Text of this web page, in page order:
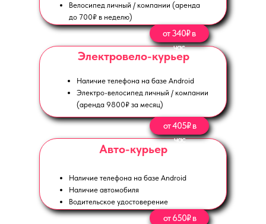
Авто-курьер
Наличие телефона на базе Android
Наличие автомобиля
Водительское удостоверение
Электровело-курьер
Наличие телефона на базе Android
Электро-велосипед личный / компании
(аренда 9800₽ за месяц)
Велосипед личный / компании (аренда
до 700₽ в неделю)
от 340₽ в
час
от 650₽ в
от 405₽ в
час